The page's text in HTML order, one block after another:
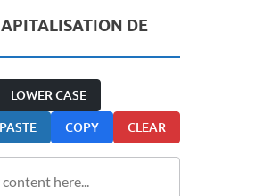
DE
LOWER CASE
PASTE COPY CLEAR